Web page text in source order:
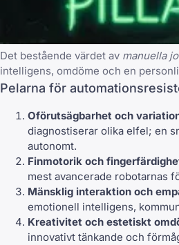
Det bestående värdet av manuella
intelligens, omdöme och en
Pelarna för
Oförutsägbarhet och
diagnostiserar olika elfel; en
autonomt.
Finmotorik och
mest avancerade robotarnas
Mänsklig interaktion och
emotionell intelligens,
Kreativitet och estetiskt
innovativt tänkande och